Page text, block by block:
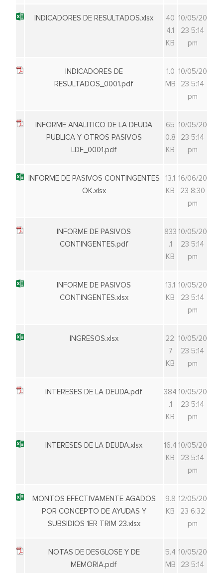
INDICADORES DE RESULTADOS.xlsx
40
4.1
KB
10/05/20
23 5:14
pm
INDICADORES DE
RESULTADOS_0001.pdf
1.0
MB
10/05/20
23 5:14
pm
INFORME ANALITICO DE LA DEUDA
PUBLICA Y OTROS PASIVOS
LDF_0001.pdf
65
0.8
KB
10/05/20
23 5:14
pm
INFORME DE PASIVOS CONTINGENTES
OK.xlsx
13.1
KB
16/06/20
23 8:30
pm
INFORME DE PASIVOS
CONTINGENTES.pdf
833
.1
KB
10/05/20
23 5:14
pm
INFORME DE PASIVOS
CONTINGENTES.xlsx
13.1
KB
10/05/20
23 5:14
pm
INGRESOS.xlsx
22.
7
KB
10/05/20
23 5:14
pm
INTERESES DE LA DEUDA.pdf
384
.1
KB
10/05/20
23 5:14
pm
INTERESES DE LA DEUDA.xlsx
16.4
KB
10/05/20
23 5:14
pm
MONTOS EFECTIVAMENTE AGADOS
POR CONCEPTO DE AYUDAS Y
SUBSIDIOS 1ER TRIM 23.xlsx
9.8
KB
12/05/20
23 6:32
pm
NOTAS DE DESGLOSE Y DE
MEMORIA.pdf
5.4
MB
10/05/20
23 5:14